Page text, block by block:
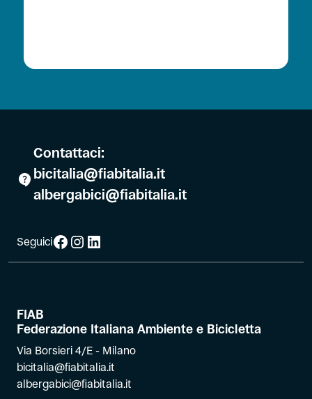
Contattaci:
bicitalia@fiabitalia.it
albergabici@fiabitalia.it
SeguiciFacebook
Instagram
LinkedIn
FIAB
Federazione Italiana Ambiente e Bicicletta
Via Borsieri 4/E - Milano
bicitalia@fiabitalia.it
albergabici@fiabitalia.it